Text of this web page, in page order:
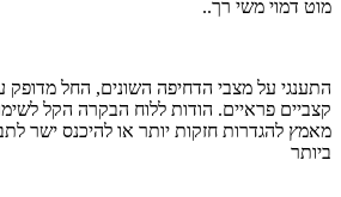
מוט דמוי משי רך..
התענגי על מצבי הדחיפה השונים, החל מדופק
קצביים פראיים. הודות ללוח הבקרה הקל
מאמץ להגדרות חזקות יותר או להיכנס ישר
ביותר